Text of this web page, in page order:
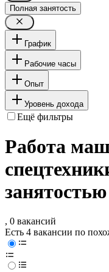
Полная занятость
График
Рабочие часы
Опыт
Уровень дохода
Ещё фильтры
Работа
, 0 вакансий
Есть 4 вакансии по